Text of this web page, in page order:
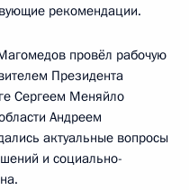
рекомендации.
провёл рабочую
Президента
Сергеем Меняйло
Андреем
актуальные вопросы
и социально-